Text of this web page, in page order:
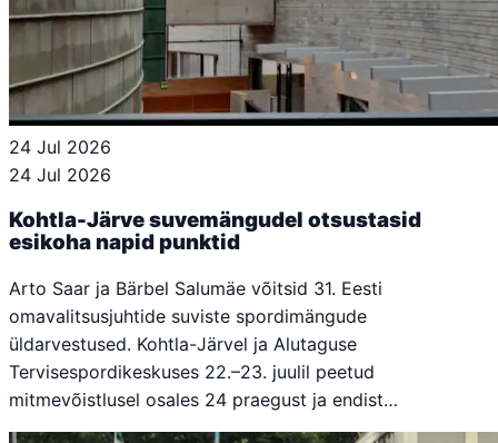
24 Jul 2026
24 Jul 2026
Kohtla-Järve suvemängudel otsustasid
esikoha napid punktid
Arto Saar ja Bärbel Salumäe võitsid 31. Eesti
omavalitsusjuhtide suviste spordimängude
üldarvestused. Kohtla-Järvel ja Alutaguse
Tervisespordikeskuses 22.–23. juulil peetud
mitmevõistlusel osales 24 praegust ja endist…